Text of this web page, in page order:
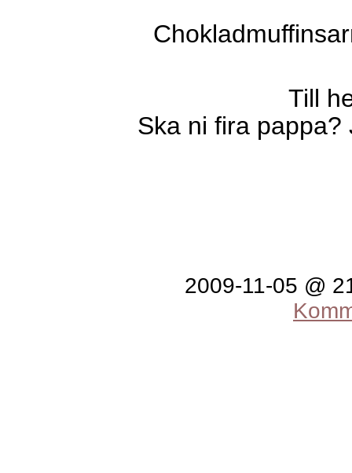
Till
Ska ni fira
2009-11-05 @